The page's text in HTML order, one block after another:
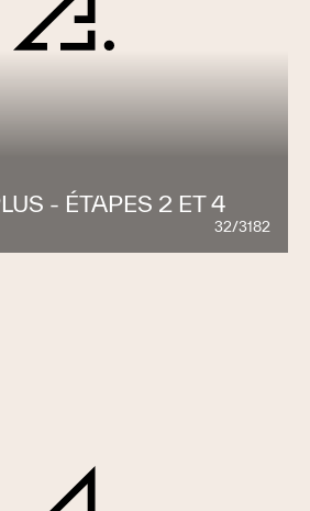
- ÉTAPES 2 ET 4
32/3182